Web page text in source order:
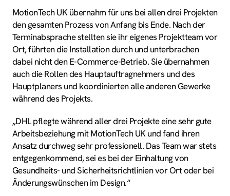
MotionTech UK übernahm für uns bei allen drei Projekten
den gesamten Prozess von Anfang bis Ende. Nach der
Terminabsprache stellten sie ihr eigenes Projektteam vor
Ort, führten die Installation durch und unterbrachen
dabei nicht den E-Commerce-Betrieb. Sie übernahmen
auch die Rollen des Hauptauftragnehmers und des
Hauptplaners und koordinierten alle anderen Gewerke
während des Projekts.
„DHL pflegte während aller drei Projekte eine sehr gute
Arbeitsbeziehung mit MotionTech UK und fand ihren
Ansatz durchweg sehr professionell. Das Team war stets
entgegenkommend, sei es bei der Einhaltung von
Gesundheits- und Sicherheitsrichtlinien vor Ort oder bei
Änderungswünschen im Design.“